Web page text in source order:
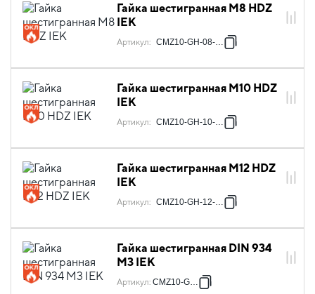
Гайка шестигранная М8 HDZ
IEK
Артикул: CMZ10-GH-08-HDZ
Гайка шестигранная М10 HDZ
IEK
Артикул: CMZ10-GH-10-HDZ
Гайка шестигранная М12 HDZ
IEK
Артикул: CMZ10-GH-12-HDZ
Гайка шестигранная DIN 934
М3 IEK
Артикул: CMZ10-GH-3